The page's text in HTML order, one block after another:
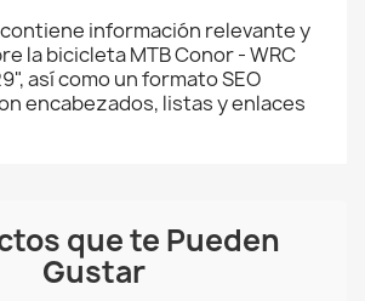
información relevante y
la bicicleta MTB Conor - WRC
así como un formato SEO
encabezados, listas y enlaces
que te Pueden
Gustar